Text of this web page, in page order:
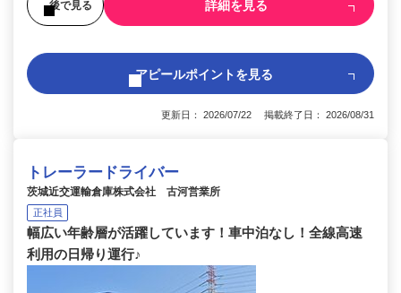
後で見る 詳細を見る
アピールポイントを見る
更新日： 2026/07/22 掲載終了日： 2026/08/31
トレーラードライバー
茨城近交運輸倉庫株式会社 古河営業所
正社員
幅広い年齢層が活躍しています！車中泊なし！全線高速
利用の日帰り運行♪